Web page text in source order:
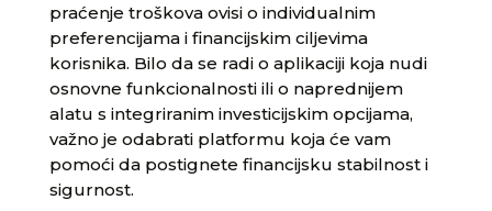
praćenje troškova ovisi o individualnim
preferencijama i financijskim ciljevima
korisnika. Bilo da se radi o aplikaciji koja nudi
osnovne funkcionalnosti ili o naprednijem
alatu s integriranim investicijskim opcijama,
važno je odabrati platformu koja će vam
pomoći da postignete financijsku stabilnost i
sigurnost.